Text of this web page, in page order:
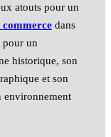
atouts pour un
commercedans
pour un
historique, son
et son
environnement